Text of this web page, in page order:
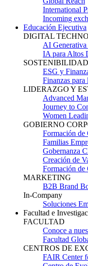
International
Incoming
Educación Ejecutiva
DIGITAL
AI
IA para Altos
SOSTENIBILIDAD
ESG y
Finanzas
LIDERAZGO Y
Advanced
Journey to
Women
GOBIERNO
Formación de
Familias
Gobernanza
Creación de
Formación de
MARKETING
B2B Brand
In-Company
Soluciones
Facultad e
FACULTAD
Conoce a
Facultad
CENTROS DE
FAIR Center